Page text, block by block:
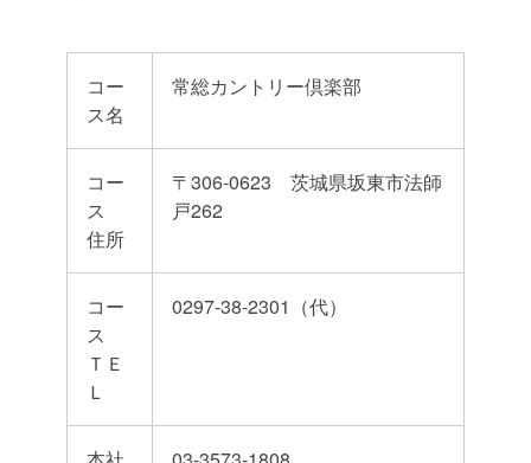
コー
ス名
常総カントリー倶楽部
コー
ス
住所
〒306-0623 茨城県坂東市法師
戸262
コー
ス
ＴＥ
Ｌ
0297-38-2301（代）